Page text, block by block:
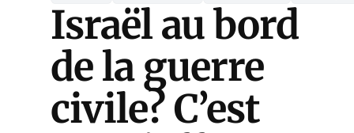
Israël au bord
de la guerre
civile? C’est